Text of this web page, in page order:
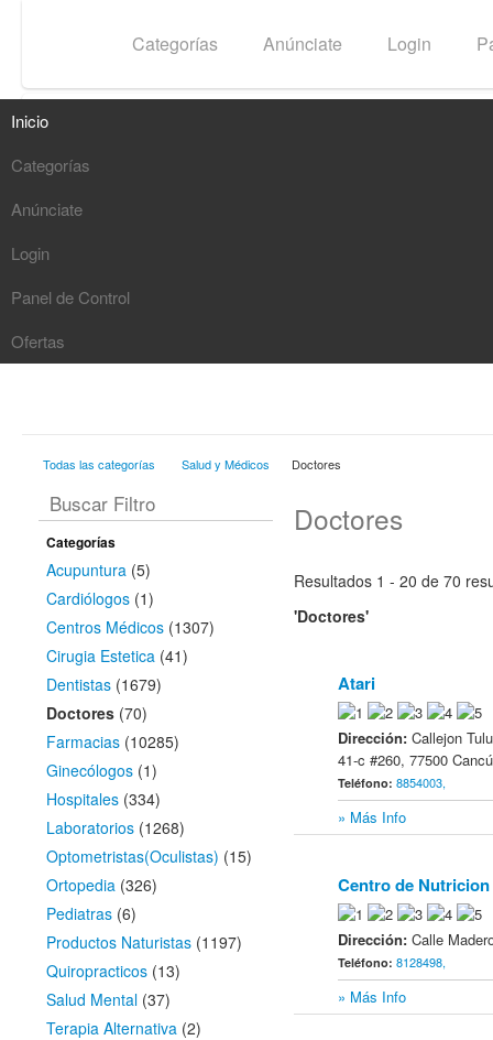
Categorías Anúnciate Login
Todas las categorías Salud y Médicos Doctores
Buscar Filtro
Categorías
Acupuntura (5)
Cardiólogos (1)
Centros Médicos (1307)
Cirugia Estetica (41)
Dentistas (1679)
Doctores (70)
Farmacias (10285)
Ginecólogos (1)
Hospitales (334)
Laboratorios (1268)
Optometristas(Oculistas) (15)
Ortopedia (326)
Pediatras (6)
Productos Naturistas (1197)
Quiropracticos (13)
Salud Mental (37)
Terapia Alternativa (2)
Doctores
Resultados 1 - 20 de 70
'Doctores'
Atari
Dirección:Callejon
41-c #260, 77500
Teléfono:8854003,
» Más Info
Centro de
Dirección:Calle
Teléfono:8128498,
» Más Info
Inicio
Categorías
Anúnciate
Login
Panel de Control
Ofertas